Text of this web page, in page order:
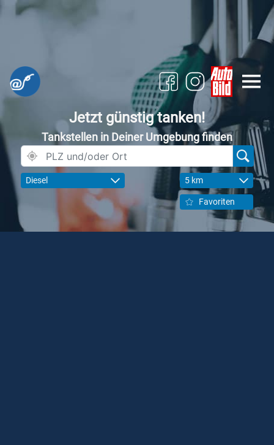
Jetzt günstig tanken!
Tankstellen in Deiner Umgebung finden
Diesel 5 km
Favoriten